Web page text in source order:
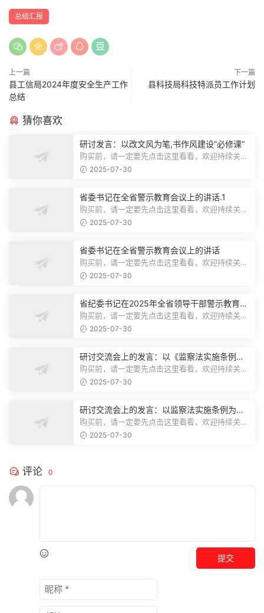
总结汇报
上一篇
县工信局2024年度安全生产工作
总结
下一篇
县科技局科技特派员工作计划
猜你喜欢
研讨发言：以改文风为笔,书作风建设“必修课”
购买前，请一定要先点击这里看看，欢迎持续关
注，精彩模板每天推送预览结束，本文...
2025-07-30
省委书记在全省警示教育会议上的讲话.1
购买前，请一定要先点击这里看看，欢迎持续关
注，精彩模板每天推送预览结束，本文...
2025-07-30
省委书记在全省警示教育会议上的讲话
购买前，请一定要先点击这里看看，欢迎持续关
注，精彩模板每天推送预览结束，本文...
2025-07-30
省纪委书记在2025年全省领导干部警示教育会
上的讲话.1
购买前，请一定要先点击这里看看，欢迎持续关
注，精彩模板每天推送预览结束，本文...
2025-07-30
研讨交流会上的发言：以《监察法实施条例》
为纲,推动巡察工作高质量发展
购买前，请一定要先点击这里看看，欢迎持续关
注，精彩模板每天推送预览结束，本文...
2025-07-30
研讨交流会上的发言：以监察法实施条例为纲
推动巡察工作高质量发展
购买前，请一定要先点击这里看看，欢迎持续关
注，精彩模板每天推送预览结束，本文...
2025-07-30
评论 0
提交